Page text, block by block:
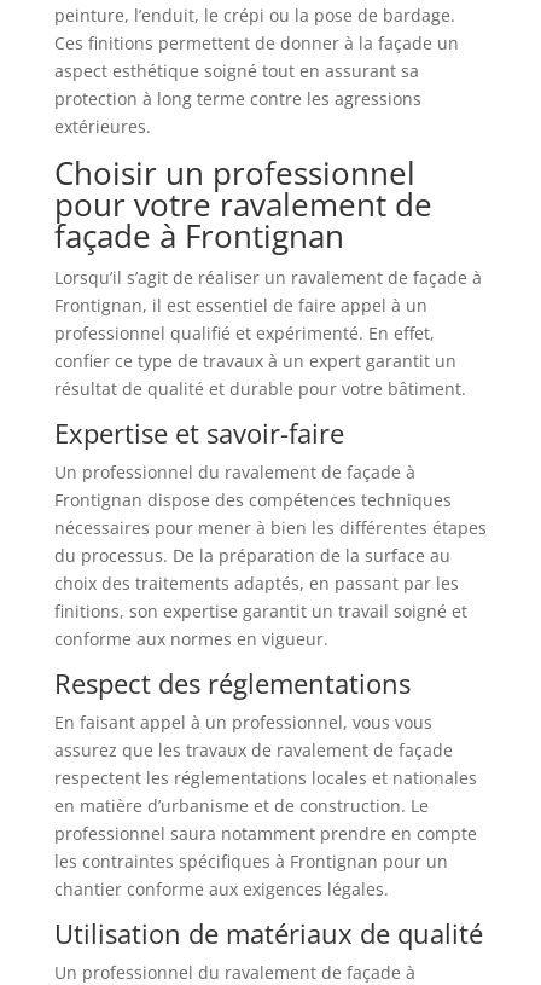
peinture, l’enduit, le crépi ou la pose de bardage.
Ces finitions permettent de donner à la façade un
aspect esthétique soigné tout en assurant sa
protection à long terme contre les agressions
extérieures.
Choisir un professionnel
pour votre ravalement de
façade à Frontignan
Lorsqu’il s’agit de réaliser un ravalement de façade à
Frontignan, il est essentiel de faire appel à un
professionnel qualifié et expérimenté. En effet,
confier ce type de travaux à un expert garantit un
résultat de qualité et durable pour votre bâtiment.
Expertise et savoir-faire
Un professionnel du ravalement de façade à
Frontignan dispose des compétences techniques
nécessaires pour mener à bien les différentes étapes
du processus. De la préparation de la surface au
choix des traitements adaptés, en passant par les
finitions, son expertise garantit un travail soigné et
conforme aux normes en vigueur.
Respect des réglementations
En faisant appel à un professionnel, vous vous
assurez que les travaux de ravalement de façade
respectent les réglementations locales et nationales
en matière d’urbanisme et de construction. Le
professionnel saura notamment prendre en compte
les contraintes spécifiques à Frontignan pour un
chantier conforme aux exigences légales.
Utilisation de matériaux de qualité
Un professionnel du ravalement de façade à